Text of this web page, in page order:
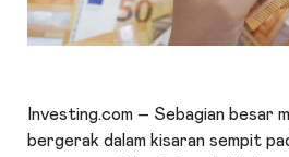
Investing.com – Sebagian besar
bergerak dalam kisaran sempit